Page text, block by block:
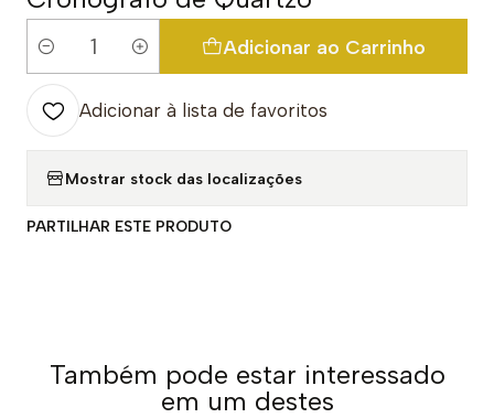
Quantidade
Adicionar ao Carrinho
Adicionar à lista de favoritos
Mostrar stock das localizações
PARTILHAR ESTE PRODUTO
Também pode estar interessado
em um destes